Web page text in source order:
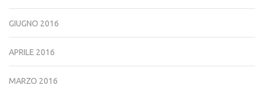
GIUGNO 2016
APRILE 2016
MARZO 2016